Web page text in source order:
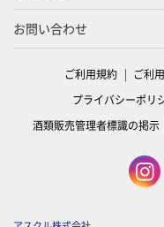
お問い合わせ
ご利用規約 ご利
プライバシーポリ
酒類販売管理者標識の掲示